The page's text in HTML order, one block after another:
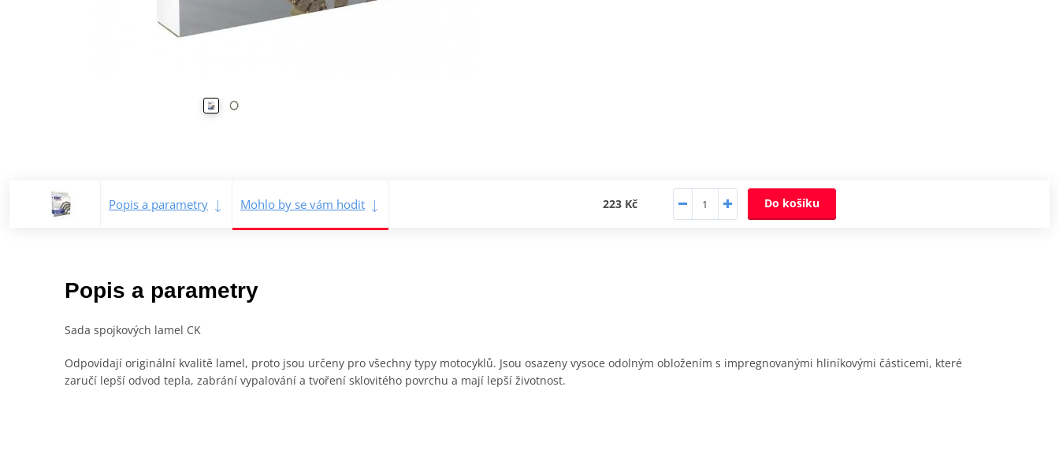
Popis a parametry Mohlo by se vám hodit 223 Kč Do košíku
Popis a parametry
Sada spojkových lamel CK
Odpovídají originální kvalitě lamel, proto jsou určeny pro všechny typy motocyklů. Jsou osazeny vysoce odolným obložením s impregnovanými hliníkovými částicemi, které
zaručí lepší odvod tepla, zabrání vypalování a tvoření sklovitého povrchu a mají lepší životnost.